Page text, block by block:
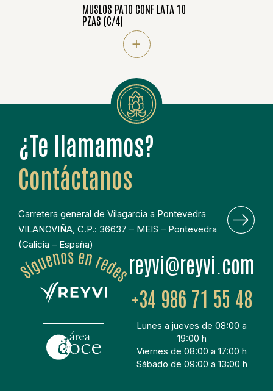
MUSLOS PATO CONF LATA 10
PZAS (C/4)
+
¿Te llamamos?
Contáctanos
Carretera general de Vilagarcia a Pontevedra
VILANOVIÑA, C.P.: 36637 – MEIS – Pontevedra
(Galicia – España)
moc.ivyer@ivyer
+34 986 71 55 48
Lunes a jueves de 08:00 a
19:00 h
Viernes de 08:00 a 17:00 h
Sábado de 09:00 a 13:00 h